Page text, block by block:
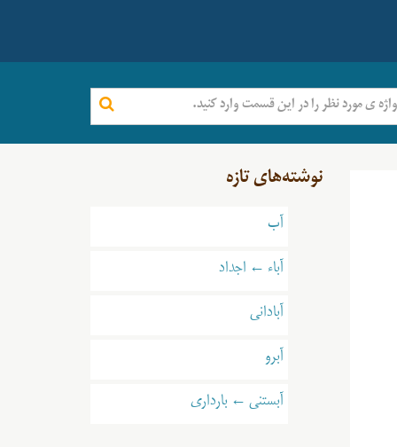
نوشته‌های تازه
آب
آباء ← اجداد
آبادانی
آبرو
آبستنی ← بارداری